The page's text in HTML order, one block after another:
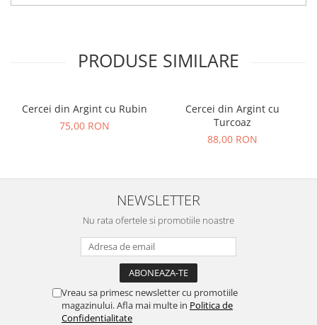
PRODUSE SIMILARE
Cercei din Argint cu Rubin
75,00 RON
Cercei din Argint cu
Turcoaz
88,00 RON
NEWSLETTER
Nu rata ofertele si promotiile noastre
Vreau sa primesc newsletter cu promotiile
magazinului. Afla mai multe in Politica de
Confidentialitate